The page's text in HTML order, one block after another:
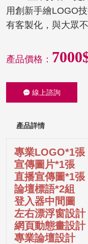
用創新手繪LOGO
有客製化，與大眾
產品價格：
線上諮詢
產品詳情
專業LOGO*1張
宣傳圖片*1張
直播宣傳圖*1張
論壇標語*2組
登入器中間圖
左右漂浮窗設計
網頁動態畫設計
專業論壇設計